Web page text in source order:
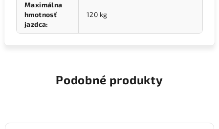
Maximálna
hmotnosť
jazdca:
120 kg
Podobné produkty